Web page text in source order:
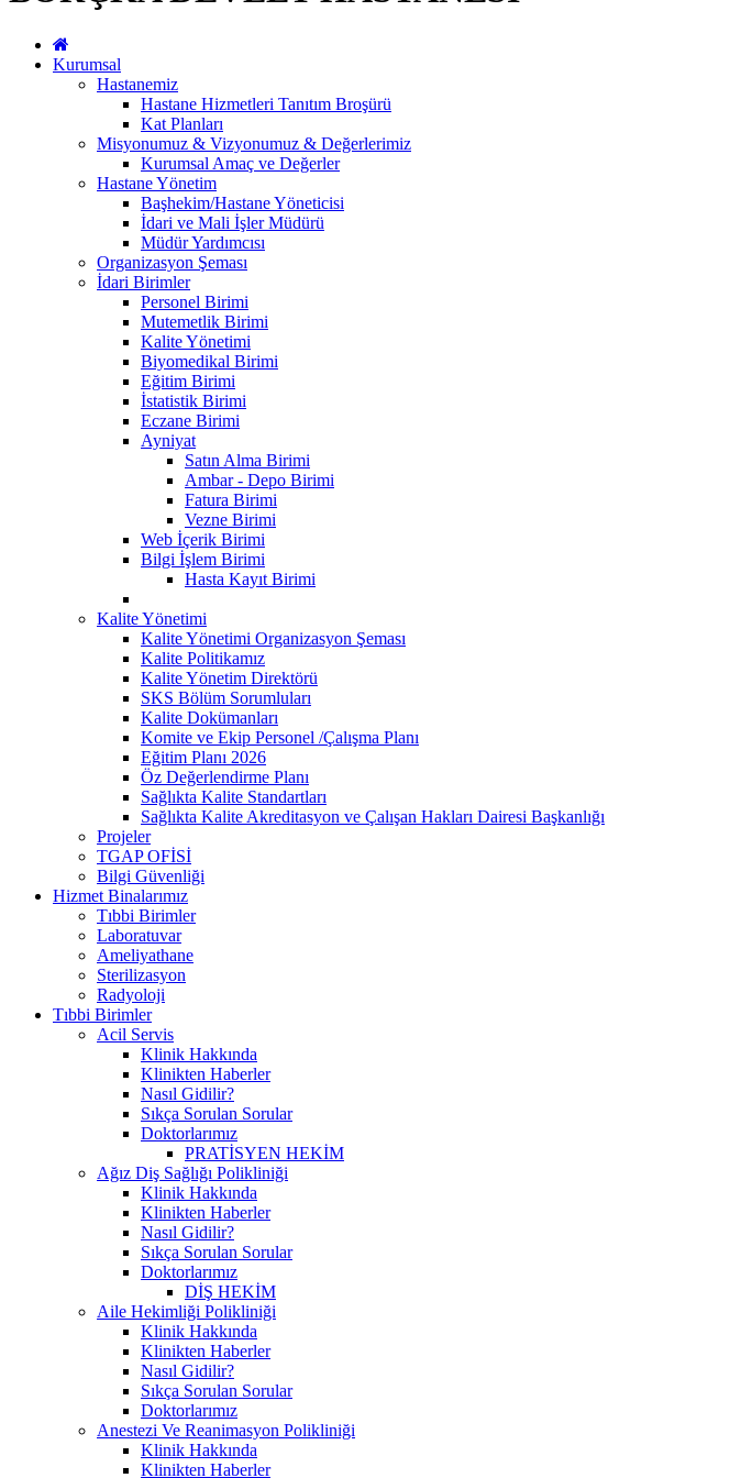
Kurumsal
Hastanemiz
Hastane Hizmetleri Tanıtım Broşürü
Kat Planları
Misyonumuz & Vizyonumuz & Değerlerimiz
Kurumsal Amaç ve Değerler
Hastane Yönetim
Başhekim/Hastane Yöneticisi
İdari ve Mali İşler Müdürü
Müdür Yardımcısı
Organizasyon Şeması
İdari Birimler
Personel Birimi
Mutemetlik Birimi
Kalite Yönetimi
Biyomedikal Birimi
Eğitim Birimi
İstatistik Birimi
Eczane Birimi
Ayniyat
Satın Alma Birimi
Ambar - Depo Birimi
Fatura Birimi
Vezne Birimi
Web İçerik Birimi
Bilgi İşlem Birimi
Hasta Kayıt Birimi
Kalite Yönetimi
Kalite Yönetimi Organizasyon Şeması
Kalite Politikamız
Kalite Yönetim Direktörü
SKS Bölüm Sorumluları
Kalite Dokümanları
Komite ve Ekip Personel /Çalışma Planı
Eğitim Planı 2026
Öz Değerlendirme Planı
Sağlıkta Kalite Standartları
Sağlıkta Kalite Akreditasyon ve Çalışan Hakları Dairesi Başkanlığı
Projeler
TGAP OFİSİ
Bilgi Güvenliği
Hizmet Binalarımız
Tıbbi Birimler
Laboratuvar
Ameliyathane
Sterilizasyon
Radyoloji
Tıbbi Birimler
Acil Servis
Klinik Hakkında
Klinikten Haberler
Nasıl Gidilir?
Sıkça Sorulan Sorular
Doktorlarımız
PRATİSYEN HEKİM
Ağız Diş Sağlığı Polikliniği
Klinik Hakkında
Klinikten Haberler
Nasıl Gidilir?
Sıkça Sorulan Sorular
Doktorlarımız
DİŞ HEKİM
Aile Hekimliği Polikliniği
Klinik Hakkında
Klinikten Haberler
Nasıl Gidilir?
Sıkça Sorulan Sorular
Doktorlarımız
Anestezi Ve Reanimasyon Polikliniği
Klinik Hakkında
Klinikten Haberler